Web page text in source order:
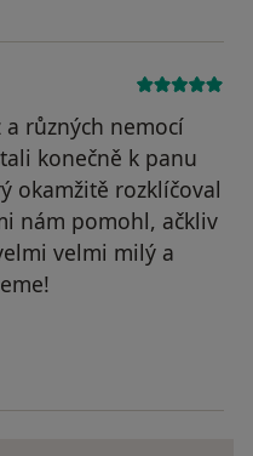
různých nemocí
konečně k panu
okamžitě rozklíčoval
nám pomohl, ačkliv
velmi milý a
Váš účet byl odstraněn